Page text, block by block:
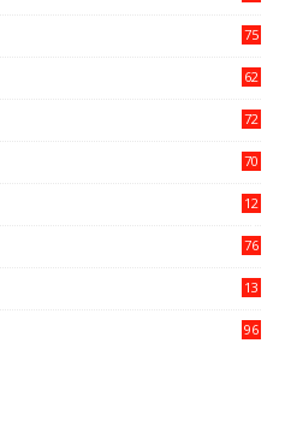
75
62
72
70
12
76
13
96